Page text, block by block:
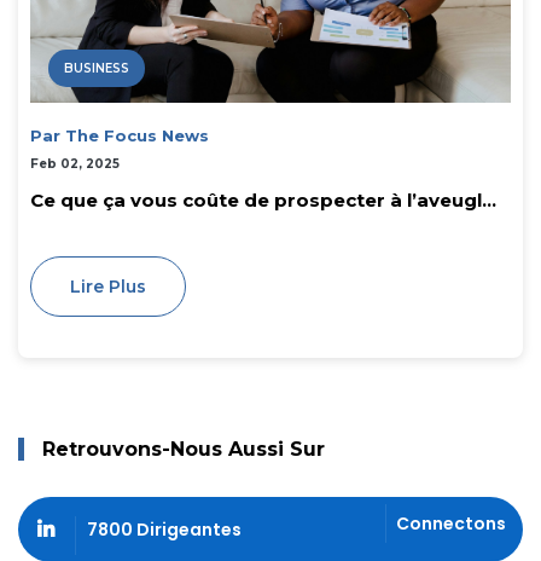
BUSINESS
Par The Focus News
Feb 02, 2025
Ce que ça vous coûte de prospecter à l’aveugl...
Lire Plus
Retrouvons-Nous Aussi Sur
7800 Dirigeantes Connectons